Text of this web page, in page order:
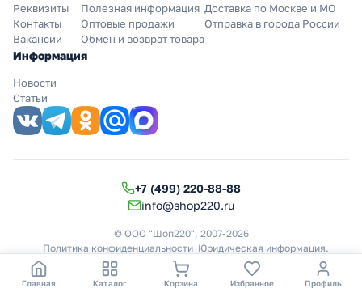
Реквизиты
Контакты
Вакансии
Полезная информация
Оптовые продажи
Обмен и возврат товара
Доставка по Москве и МО
Отправка в города России
Информация
Новости
Статьи
+7 (499) 220-88-88
info@shop220.ru
© ООО "Шоп220", 2007-2026
Политика конфиденциальности Юридическая информация.
Главная Каталог Корзина Избранное Профиль